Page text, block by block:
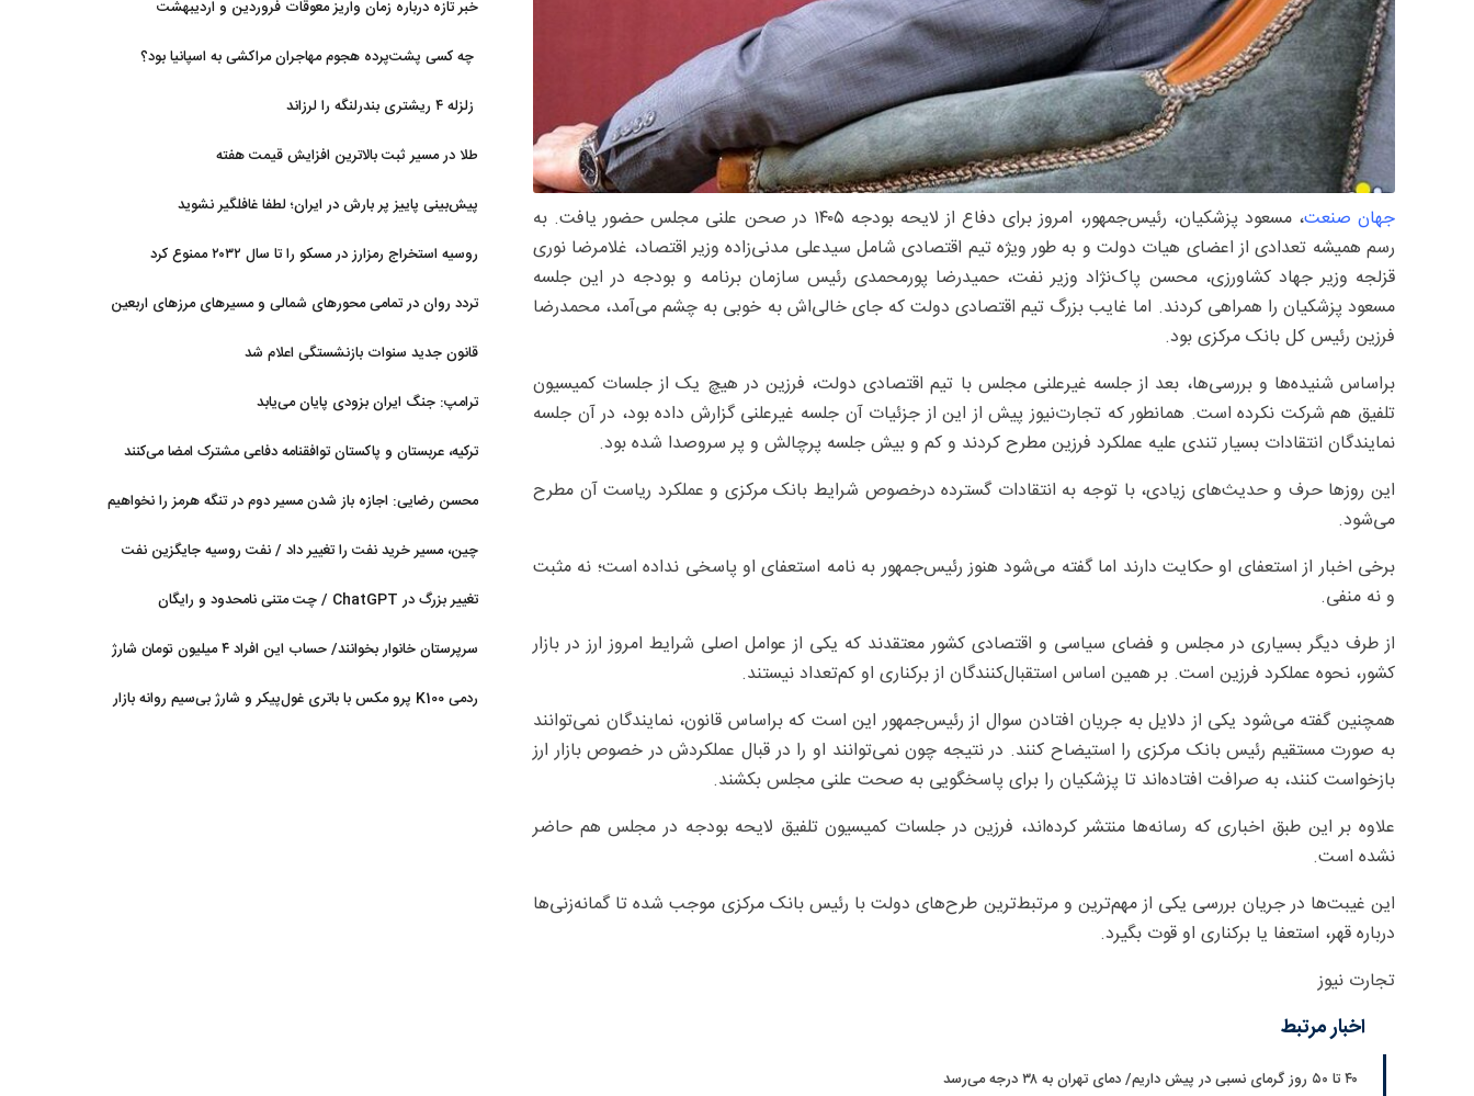
جهان صنعت
، مسعود پزشکیان، رئیس‌جمهور، امروز برای دفاع از لایحه بودجه ۱۴۰۵ در صحن علنی مجلس حضور یافت. به
رسم همیشه تعدادی از اعضای هیات دولت و به طور ویژه تیم اقتصادی شامل سیدعلی مدنی‌زاده وزیر اقتصاد، غلامرضا نوری
قزلجه وزیر جهاد کشاورزی، محسن پاک‌نژاد وزیر نفت، حمیدرضا پورمحمدی رئیس سازمان برنامه و بودجه در این جلسه
مسعود پزشکیان را همراهی کردند. اما غایب بزرگ تیم اقتصادی دولت که جای خالی‌اش به خوبی به چشم می‌آمد، محمدرضا
فرزین رئیس کل بانک مرکزی بود.
براساس شنیده‌ها و بررسی‌ها، بعد از جلسه غیرعلنی مجلس با تیم اقتصادی دولت، فرزین در هیچ یک از جلسات کمیسیون
تلفیق هم شرکت نکرده است. همانطور که تجارت‌نیوز پیش از این از جزئیات آن جلسه غیرعلنی گزارش داده بود، در آن جلسه
نمایندگان انتقادات بسیار تندی علیه عملکرد فرزین مطرح کردند و کم و بیش جلسه پرچالش و پر سروصدا شده بود.
این روزها حرف و حدیث‌‌های زیادی، با توجه به انتقادات گسترده درخصوص شرایط بانک مرکزی و عملکرد ریاست آن مطرح
می‌شود.
برخی اخبار از استعفای او حکایت دارند اما گفته می‌شود هنوز رئیس‌جمهور به نامه استعفای او پاسخی نداده است؛ نه مثبت
و نه منفی.
از طرف دیگر بسیاری در مجلس و فضای سیاسی و اقتصادی کشور معتقدند که یکی از عوامل اصلی شرایط امروز ارز در بازار
کشور، نحوه عملکرد فرزین است. بر همین اساس استقبال‌کنندگان از برکناری او کم‌تعداد نیستند.
همچنین گفته می‌شود یکی از دلایل به جریان افتادن سوال از رئیس‌جمهور این است که براساس قانون، نمایندگان نمی‌توانند
به صورت مستقیم رئیس بانک مرکزی را استیضاح کنند. در نتیجه چون نمی‌توانند او را در قبال عملکردش در خصوص بازار ارز
بازخواست کنند، به صرافت افتاده‌اند تا پزشکیان را برای پاسخگویی به صحت علنی مجلس بکشند.
علاوه بر این طبق اخباری که رسانه‌ها منتشر کرده‌اند، فرزین در جلسات کمیسیون تلفیق لایحه بودجه در مجلس هم حاضر
نشده است.
این غیبت‌ها در جریان بررسی یکی از مهم‌ترین و مرتبط‌ترین طرح‌های دولت با رئیس‌ بانک مرکزی موجب شده تا گمانه‌زنی‌ها
درباره قهر، استعفا یا برکناری او قوت بگیرد.
تجارت نیوز
اخبار مرتبط
۴۰ تا ۵۰ روز گرمای نسبی در پیش داریم/ دمای تهران به ۳۸ درجه می‌رسد
خبر تازه درباره زمان واریز معوقات فروردین و اردیبهشت
چه کسی پشت‌پرده هجوم مهاجران مراکشی به اسپانیا بود؟
زلزله ۴ ریشتری بندرلنگه را لرزاند
طلا در مسیر ثبت بالاترین افزایش قیمت هفته
پیش‌بینی پاییز پر بارش در ایران؛ لطفا غافلگیر نشوید
روسیه استخراج رمزارز در مسکو را تا سال ۲۰۳۲ ممنوع کرد
تردد روان در تمامی محورهای شمالی و مسیرهای مرزهای اربعین
قانون جدید سنوات بازنشستگی اعلام شد
ترامپ: جنگ ایران بزودی پایان می‌یابد
ترکیه، عربستان و پاکستان توافقنامه دفاعی مشترک امضا می‌کنند
محسن رضایی: اجازه باز شدن مسیر دوم در تنگه هرمز را نخواهیم
چین، مسیر خرید نفت را تغییر داد / نفت روسیه جایگزین نفت
تغییر بزرگ در ChatGPT / چت متنی نامحدود و رایگان
سرپرستان خانوار بخوانند/ حساب این افراد ۴ میلیون تومان شارژ
ردمی K100 پرو مکس با باتری غول‌پیکر و شارژ بی‌سیم روانه بازار